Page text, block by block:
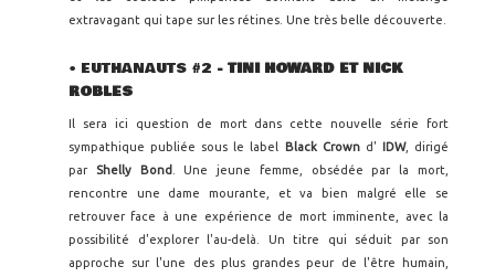
extravagant qui tape sur les rétines. Une très belle découverte.
• EUTHANAUTS #2 - TINI HOWARD ET NICK
ROBLES
Il sera ici question de mort dans cette nouvelle série fort
sympathique publiée sous le label
Black Crownd' IDW, dirigé
par
Shelly Bond
. Une jeune femme, obsédée par la mort,
rencontre une dame mourante, et va bien malgré elle se
retrouver face à une expérience de mort imminente, avec la
possibilité d'explorer l'au-delà. Un titre qui séduit par son
approche sur l'une des plus grandes peur de l'être humain,